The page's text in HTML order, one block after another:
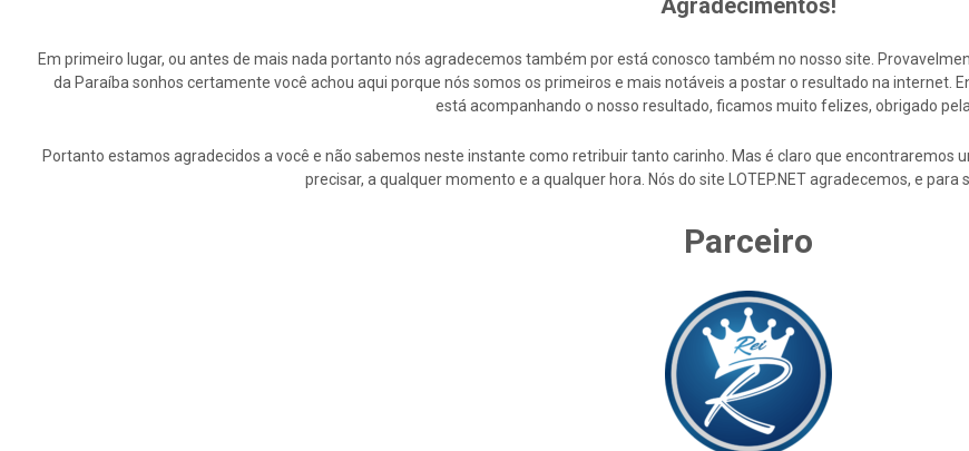
Agradecimentos!
Em primeiro lugar, ou antes de mais nada portanto nós agradecemos também por está conosco também no nosso site.
da Paraíba sonhos certamente você achou aqui porque nós somos os primeiros e mais notáveis a postar o resultado na
está acompanhando o nosso resultado, ficamos muito felizes, obrigado
Portanto estamos agradecidos a você e não sabemos neste instante como retribuir tanto carinho. Mas é claro que encontraremos
precisar, a qualquer momento e a qualquer hora. Nós do site LOTEP.NET agradecemos, e para
Parceiro